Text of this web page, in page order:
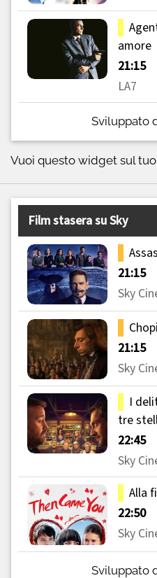
Sviluppato
Vuoi questo widget sul
Sviluppato